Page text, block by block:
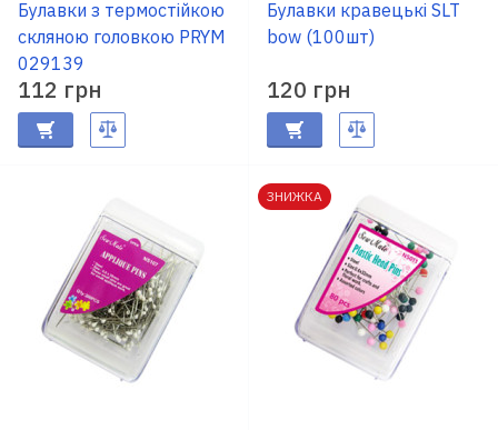
RU|UA
Булавки з термостійкою
скляною головкою PRYM
029139
112 грн
Булавки кравецькі SLT
bow (100шт)
120 грн
ЗНИЖКА